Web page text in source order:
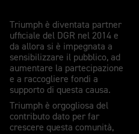
Triumph è diventata partner
ufficiale del DGR nel 2014 e
da allora si è impegnata a
sensibilizzare il pubblico, ad
aumentare la partecipazione
e a raccogliere fondi a
supporto di questa causa.
Triumph è orgogliosa del
contributo dato per far
crescere questa comunità,